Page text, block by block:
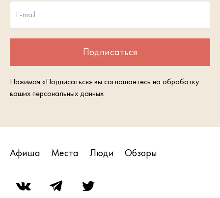
E-mail
Подписаться
Нажимая «Подписаться» вы соглашаетесь на обработку
ваших персональных данных
Афиша Места Люди Обзоры